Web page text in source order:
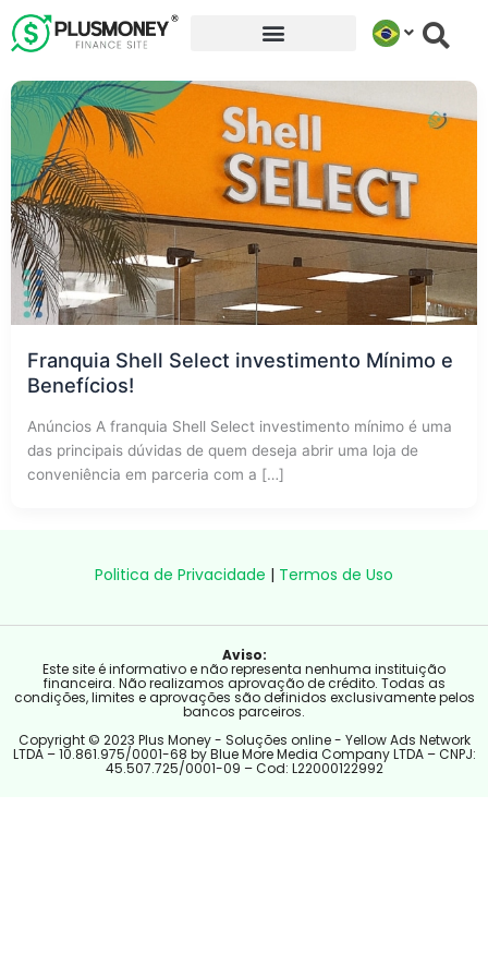
para
conteúdo
Franquia Shell Select investimento Mínimo e
Benefícios!
Anúncios A franquia Shell Select investimento mínimo é uma
das principais dúvidas de quem deseja abrir uma loja de
conveniência em parceria com a […]
Politica de Privacidade | Termos de Uso
Aviso:
Este site é informativo e não representa nenhuma instituição
financeira. Não realizamos aprovação de crédito. Todas as
condições, limites e aprovações são definidos exclusivamente pelos
bancos parceiros.
Copyright © 2023 Plus Money - Soluções online - Yellow Ads Network
LTDA – 10.861.975/0001-68 by Blue More Media Company LTDA – CNPJ:
45.507.725/0001-09 – Cod: L22000122992